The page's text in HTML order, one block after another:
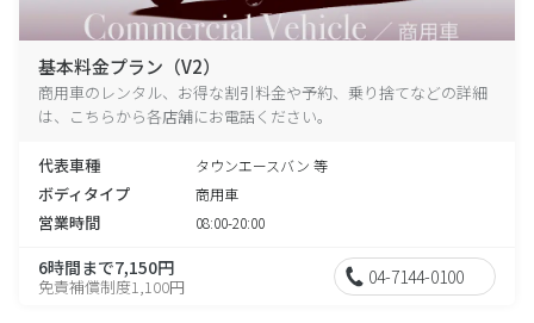
基本料金プラン（V2）
商用車のレンタル、お得な割引料金や予約、乗り捨てなどの詳細
は、こちらから各店舗にお電話ください。
代表車種 タウンエースバン 等
ボディタイプ 商用車
営業時間 08:00-20:00
6時間まで7,150円
免責補償制度1,100円 04-7144-0100